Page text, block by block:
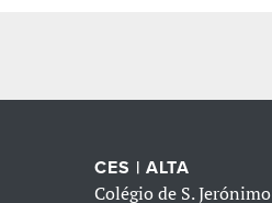
CES | ALTA
Colégio de S. Jerónimo